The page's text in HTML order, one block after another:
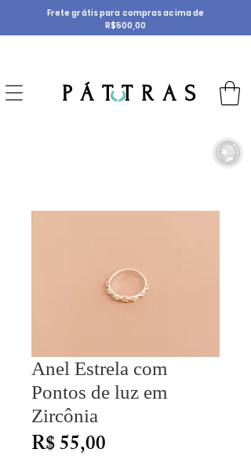
P Á T T R A S
Frete grátis para compras acima de
R$500,00
Anel Estrela com
Pontos de luz em
Zircônia
R$ 55,00